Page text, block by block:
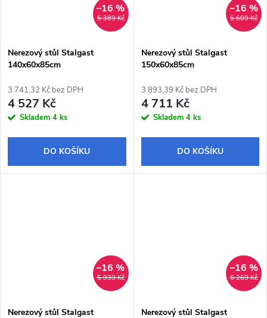
5 389 Kč
–16 %
Nerezový stůl Stalgast
140x60x85cm
3 741,32 Kč bez DPH
4 527 Kč
Skladem 4 ks
DO KOŠÍKU
5 609 Kč
–16 %
Nerezový stůl Stalgast
150x60x85cm
3 893,39 Kč bez DPH
4 711 Kč
Skladem 4 ks
DO KOŠÍKU
5 939 Kč
–16 %
Nerezový stůl Stalgast
6 269 Kč
–16 %
Nerezový stůl Stalgast